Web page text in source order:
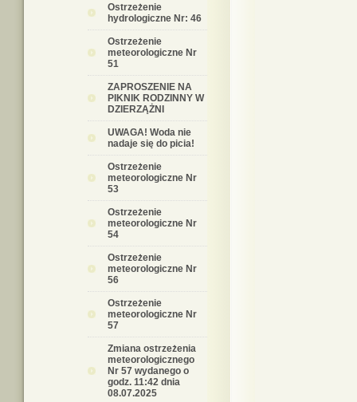
Ostrzeżenie
hydrologiczne Nr: 46
Ostrzeżenie
meteorologiczne Nr
51
ZAPROSZENIE NA
PIKNIK RODZINNY W
DZIERZĄŻNI
UWAGA! Woda nie
nadaje się do picia!
Ostrzeżenie
meteorologiczne Nr
53
Ostrzeżenie
meteorologiczne Nr
54
Ostrzeżenie
meteorologiczne Nr
56
Ostrzeżenie
meteorologiczne Nr
57
Zmiana ostrzeżenia
meteorologicznego
Nr 57 wydanego o
godz. 11:42 dnia
08.07.2025